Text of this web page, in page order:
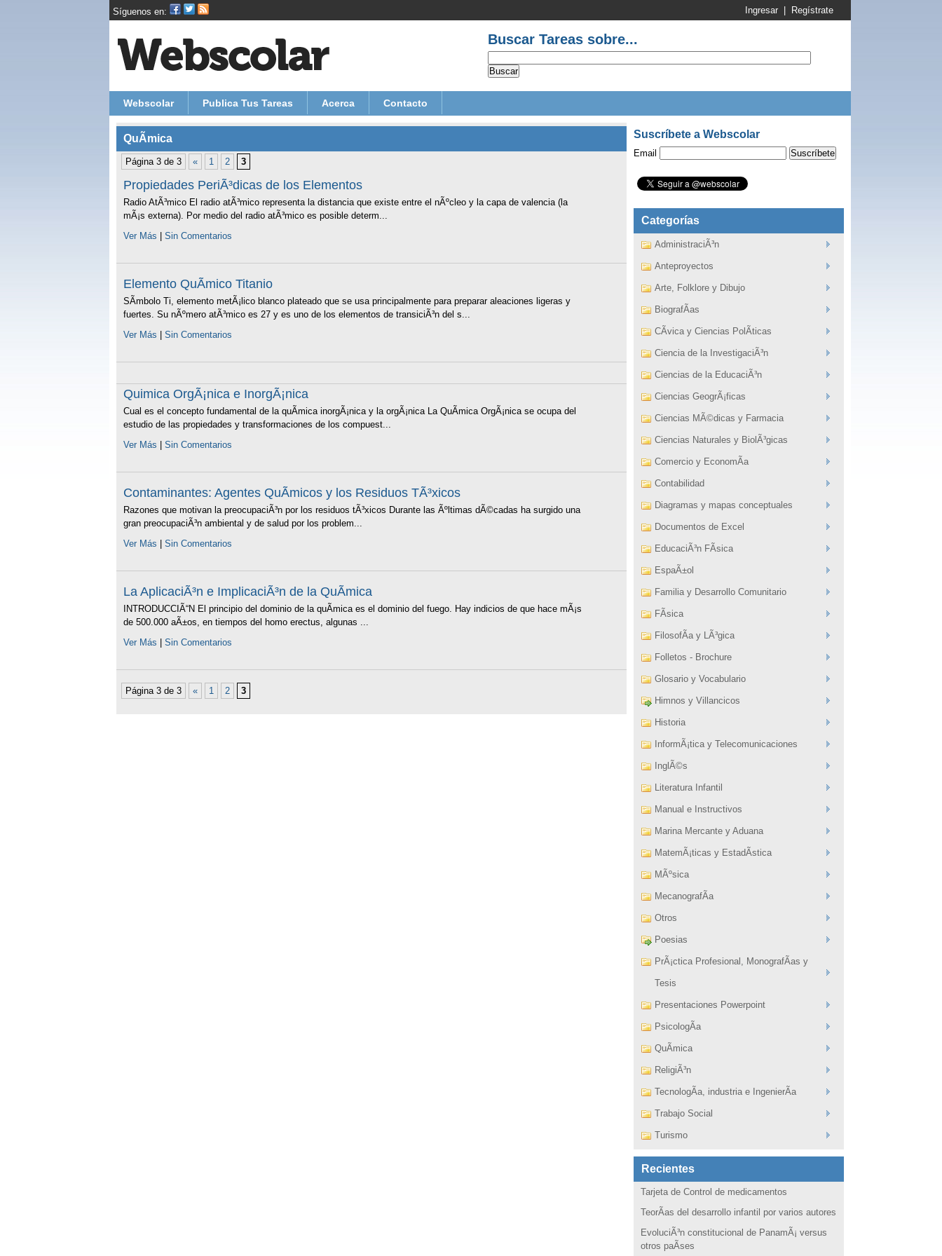
Síguenos en: Ingresar| Regístrate
Buscar Tareas sobre...
Webscolar Publica Tus Tareas Acerca Contacto
QuÃ­mica
Página 3 de 3 « 1 2 3
Propiedades PeriÃ³dicas de los Elementos
Radio AtÃ³mico El radio atÃ³mico representa la distancia que existe entre el nÃºcleo y la capa de valencia (la
mÃ¡s externa). Por medio del radio atÃ³mico es posible determ...
Ver Más
Sin Comentarios
Elemento QuÃ­mico Titanio
SÃ­mbolo Ti, elemento metÃ¡lico blanco plateado que se usa principalmente para preparar aleaciones ligeras y
fuertes. Su nÃºmero atÃ³mico es 27 y es uno de los elementos de transiciÃ³n del s...
Ver Más
Sin Comentarios
Quimica OrgÃ¡nica e InorgÃ¡nica
Cual es el concepto fundamental de la quÃ­mica inorgÃ¡nica y la orgÃ¡nica La QuÃ­mica OrgÃ¡nica se ocupa del
estudio de las propiedades y transformaciones de los compuest...
Ver Más
Sin Comentarios
Contaminantes: Agentes QuÃ­micos y los Residuos TÃ³xicos
Razones que motivan la preocupaciÃ³n por los residuos tÃ³xicos Durante las Ãºltimas dÃ©cadas ha surgido una
gran preocupaciÃ³n ambiental y de salud por los problem...
Ver Más
Sin Comentarios
La AplicaciÃ³n e ImplicaciÃ³n de la QuÃ­mica
INTRODUCCIÃ“N El principio del dominio de la quÃ­mica es el dominio del fuego. Hay indicios de que hace mÃ¡s
de 500.000 aÃ±os, en tiempos del homo erectus, algunas ...
Ver Más
Sin Comentarios
Página 3 de 3 « 1 2 3
Suscríbete a Webscolar
Email
Categorías
AdministraciÃ³n
Anteproyectos
Arte, Folklore y Dibujo
BiografÃ­as
CÃ­vica y Ciencias PolÃ­ticas
Ciencia de la InvestigaciÃ³n
Ciencias de la EducaciÃ³n
Ciencias GeogrÃ¡ficas
Ciencias MÃ©dicas y Farmacia
Ciencias Naturales y BiolÃ³gicas
Comercio y EconomÃ­a
Contabilidad
Diagramas y mapas conceptuales
Documentos de Excel
EducaciÃ³n FÃ­sica
EspaÃ±ol
Familia y Desarrollo Comunitario
FÃ­sica
FilosofÃ­a y LÃ³gica
Folletos - Brochure
Glosario y Vocabulario
Himnos y Villancicos
Historia
InformÃ¡tica y Telecomunicaciones
InglÃ©s
Literatura Infantil
Manual e Instructivos
Marina Mercante y Aduana
MatemÃ¡ticas y EstadÃ­stica
MÃºsica
MecanografÃ­a
Otros
Poesias
PrÃ¡ctica Profesional, MonografÃ­as y
Tesis
Presentaciones Powerpoint
PsicologÃ­a
QuÃ­mica
ReligiÃ³n
TecnologÃ­a, industria e IngenierÃ­a
Trabajo Social
Turismo
Recientes
Tarjeta de Control de medicamentos
TeorÃ­as del desarrollo infantil por varios autores
EvoluciÃ³n constitucional de PanamÃ¡ versus
otros paÃ­ses